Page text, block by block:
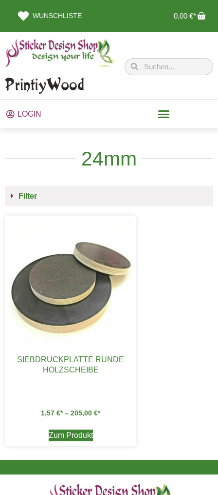
WUNSCHLISTE 0,00 €
LOGIN
24mm
Filter
SIEBDRUCKPLATTE RUNDE
HOLZSCHEIBE
1,57 € – 205,00 €
Zum Produkt